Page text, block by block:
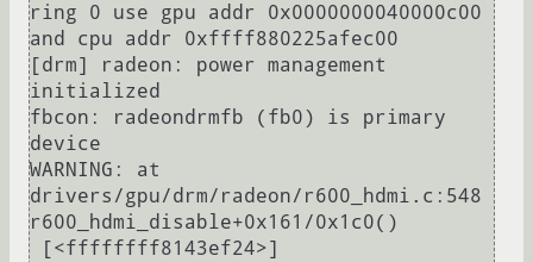
ring 0 use gpu addr 0x0000000040000c00
and cpu addr 0xffff880225afec00
[drm] radeon: power management
initialized
fbcon: radeondrmfb (fb0) is primary
device
WARNING: at
drivers/gpu/drm/radeon/r600_hdmi.c:548
r600_hdmi_disable+0x161/0x1c0()